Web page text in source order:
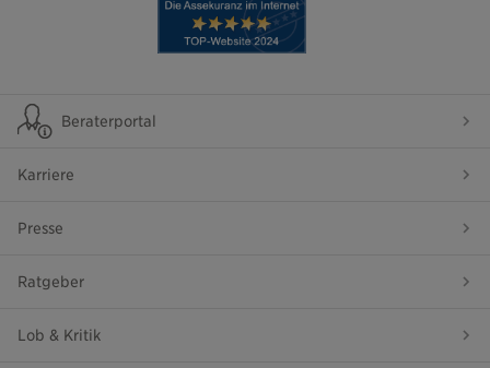
Beraterportal
Karriere
Presse
Ratgeber
Lob & Kritik